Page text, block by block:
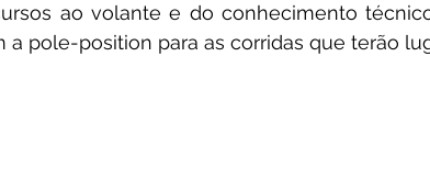
ao volante e do conhecimento
a pole-position para as corridas que terão